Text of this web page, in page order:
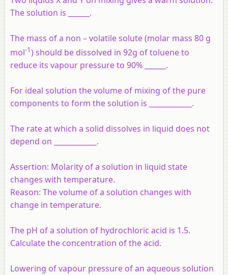
The solution is ______.
The mass of a non – volatile solute (molar mass 80 g
mol-1) should be dissolved in 92g of toluene to
reduce its vapour pressure to 90% ______.
For ideal solution the volume of mixing of the pure
components to form the solution is ____________.
The rate at which a solid dissolves in liquid does not
depend on ____________.
Assertion: Molarity of a solution in liquid state
changes with temperature.
Reason: The volume of a solution changes with
change in temperature.
The pH of a solution of hydrochloric acid is 1.5.
Calculate the concentration of the acid.
Lowering of vapour pressure of an aqueous solution